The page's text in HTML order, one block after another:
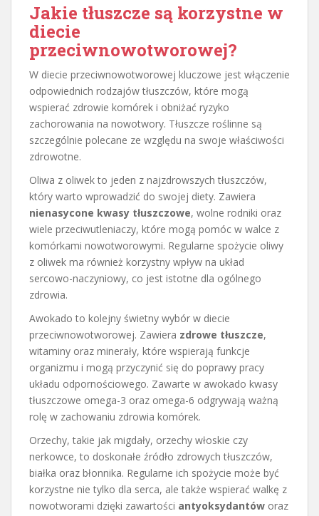
Jakie tłuszcze są korzystne w
diecie
przeciwnowotworowej?
W diecie przeciwnowotworowej kluczowe jest włączenie
odpowiednich rodzajów tłuszczów, które mogą
wspierać zdrowie komórek i obniżać ryzyko
zachorowania na nowotwory. Tłuszcze roślinne są
szczególnie polecane ze względu na swoje właściwości
zdrowotne.
Oliwa z oliwek to jeden z najzdrowszych tłuszczów,
który warto wprowadzić do swojej diety. Zawiera
nienasycone kwasy tłuszczowe, wolne rodniki oraz
wiele przeciwutleniaczy, które mogą pomóc w walce z
komórkami nowotworowymi. Regularne spożycie oliwy
z oliwek ma również korzystny wpływ na układ
sercowo-naczyniowy, co jest istotne dla ogólnego
zdrowia.
Awokado to kolejny świetny wybór w diecie
przeciwnowotworowej. Zawiera zdrowe tłuszcze,
witaminy oraz minerały, które wspierają funkcje
organizmu i mogą przyczynić się do poprawy pracy
układu odpornościowego. Zawarte w awokado kwasy
tłuszczowe omega-3 oraz omega-6 odgrywają ważną
rolę w zachowaniu zdrowia komórek.
Orzechy, takie jak migdały, orzechy włoskie czy
nerkowce, to doskonałe źródło zdrowych tłuszczów,
białka oraz błonnika. Regularne ich spożycie może być
korzystne nie tylko dla serca, ale także wspierać walkę z
nowotworami dzięki zawartości antyoksydantów oraz